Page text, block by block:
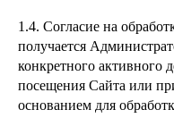
1.4. Согласие на
получается
конкретного активного
посещения Сайта или
основанием для